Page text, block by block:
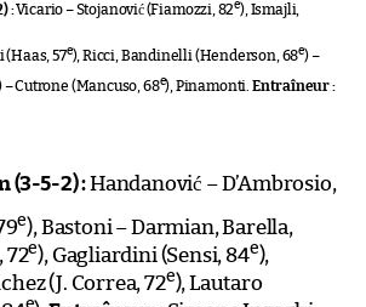
:Vicario – Stojanović (Fiamozzi, 82e), Ismajli,
(Haas, 57e), Ricci, Bandinelli (Henderson, 68e) –
– Cutrone (Mancuso, 68e), Pinamonti. Entraîneur :
(3-5-2) :Handanović – D’Ambrosio,
e), Bastoni – Darmian, Barella,
72e), Gagliardini (Sensi, 84e),
(J. Correa, 72e), Lautaro